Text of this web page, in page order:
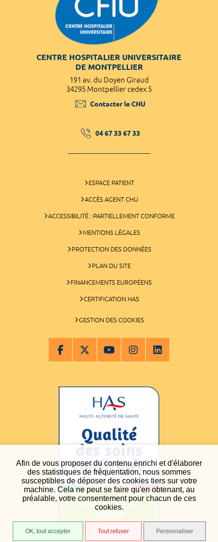
Afin de vous proposer du contenu enrichi et d'élaborer
des statistiques de fréquentation, nous sommes
susceptibles de déposer des cookies tiers sur votre
machine. Cela ne peut se faire qu'en obtenant, au
préalable, votre consentement pour chacun de ces
cookies.
OK, tout accepter Tout refuser Personnaliser
CENTRE HOSPITALIER UNIVERSITAIRE
DE MONTPELLIER
191 av. du Doyen Giraud
34295 Montpellier cedex 5
Contacter le CHU
04 67 33 67 33
ESPACE PATIENT
ACCÈS AGENT CHU
ACCESSIBILITÉ : PARTIELLEMENT CONFORME
MENTIONS LÉGALES
PROTECTION DES DONNÉES
PLAN DU SITE
FINANCEMENTS EUROPÉENS
CERTIFICATION HAS
GESTION DES COOKIES